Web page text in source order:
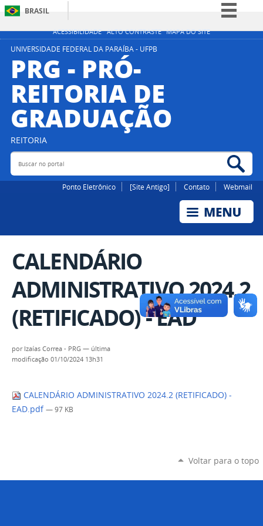
ACESSIBILIDADE ALTO CONTRASTE MAPA DO SITE
BRASIL
Simplifique!
Acesso à informação
UNIVERSIDADE FEDERAL DA PARAÍBA - UFPB
PRG - PRÓ-
REITORIA DE
GRADUAÇÃO
REITORIA
Buscar no portal
Ponto Eletrônico [Site Antigo] Contato Webmail
CALENDÁRIO
ADMINISTRATIVO 2024.2
(RETIFICADO) - EAD
por Izaías Correa - PRG — última
modificação 01/10/2024 13h31
CALENDÁRIO ADMINISTRATIVO 2024.2 (RETIFICADO) -
EAD.pdf — 97 KB
Voltar para o topo